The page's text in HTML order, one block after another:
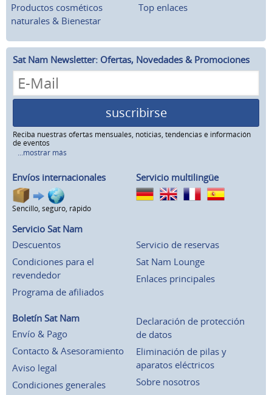
Productos cosméticos
naturales & Bienestar
Top enlaces
Sat Nam Newsletter: Ofertas, Novedades & Promociones
suscribirse
Reciba nuestras ofertas mensuales, noticias, tendencias e información
de eventos
...mostrar más
Envíos internacionales
Sencillo, seguro, rápido
Servicio multilingüe
Servicio Sat Nam
Descuentos
Condiciones para el
revendedor
Programa de afiliados
Servicio de reservas
Sat Nam Lounge
Enlaces principales
Boletín Sat Nam
Envío & Pago
Contacto & Asesoramiento
Aviso legal
Condiciones generales
Declaración de protección
de datos
Eliminación de pilas y
aparatos eléctricos
Sobre nosotros